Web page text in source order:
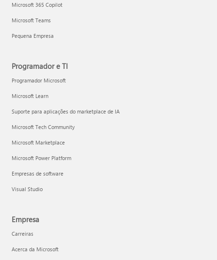
Microsoft 365 Copilot
Microsoft Teams
Pequena Empresa
Programador e TI
Programador Microsoft
Microsoft Learn
Suporte para aplicações do marketplace de IA
Microsoft Tech Community
Microsoft Marketplace
Microsoft Power Platform
Empresas de software
Visual Studio
Empresa
Carreiras
Acerca da Microsoft